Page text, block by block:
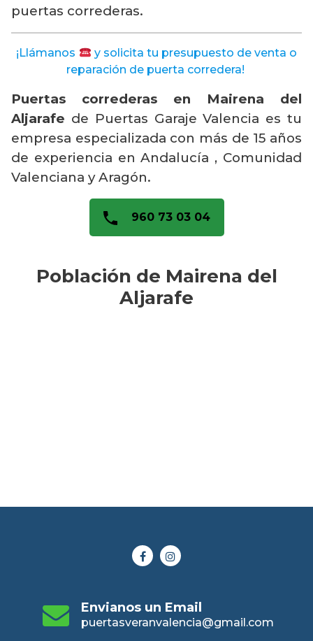
puertas correderas.
¡Llámanos
y solicita tu presupuesto de venta o
reparación de puerta corredera!
Puertas correderas en Mairena del
Aljarafe de Puertas Garaje Valencia es tu
empresa especializada con más de 15 años
de experiencia en Andalucía , Comunidad
Valenciana y Aragón.
960 73 03 04
Población de Mairena del
Aljarafe
Envianos un Email
puertasveranvalencia@gmail.com